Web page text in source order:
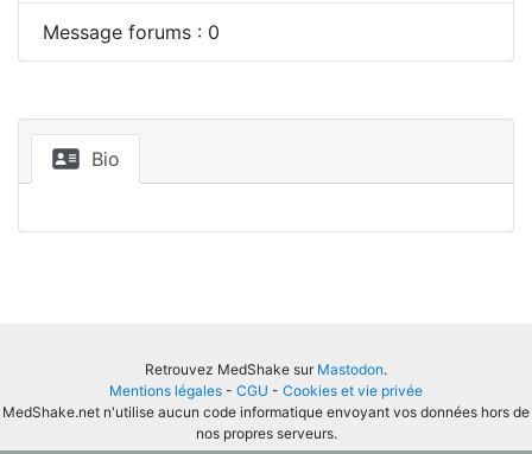
Message forums : 0
Bio
Retrouvez MedShake sur Mastodon.
Mentions légales - CGU - Cookies et vie privée
MedShake.net n'utilise aucun code informatique envoyant vos données hors de
nos propres serveurs.